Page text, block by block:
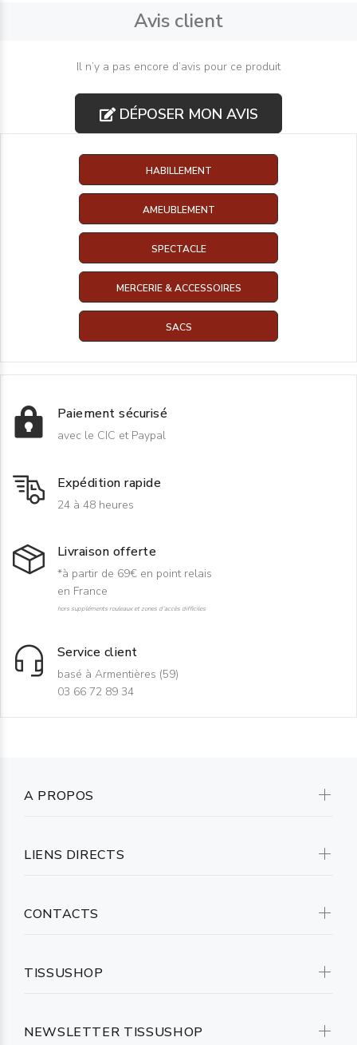
Avis client
Il n’y a pas encore d’avis pour ce produit
DÉPOSER MON AVIS
HABILLEMENT
AMEUBLEMENT
SPECTACLE
MERCERIE & ACCESSOIRES
SACS
Paiement sécurisé
avec le CIC et Paypal
Expédition rapide
24 à 48 heures
Livraison offerte
*à partir de 69€ en point relais
en France
hors suppléments rouleaux et zones d'accès difficiles
Service client
basé à Armentières (59)
03 66 72 89 34
NEWSLETTER TISSUSHOP
A PROPOS
LIENS DIRECTS
CONTACTS
TISSUSHOP